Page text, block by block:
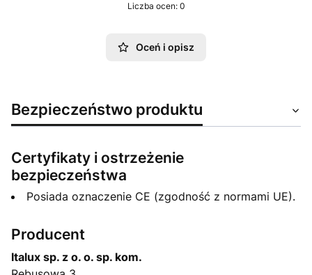
Liczba ocen: 0
Oceń i opisz
Bezpieczeństwo produktu
Certyfikaty i ostrzeżenie
bezpieczeństwa
Posiada oznaczenie CE (zgodność z normami UE).
Producent
Italux sp. z o. o. sp. kom.